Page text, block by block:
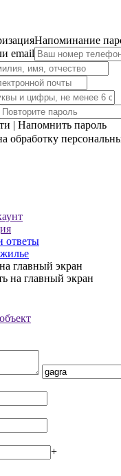
Напоминание
email
| Напомнить пароль
обработку
ответы
главный экран
+